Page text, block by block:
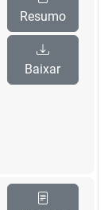
Resumo
Baixar